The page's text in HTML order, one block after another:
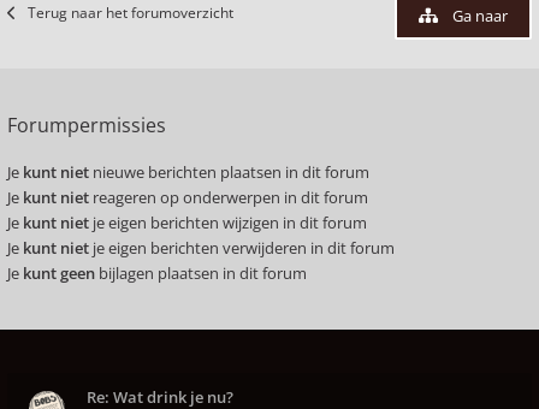
Terug naar het forumoverzicht Ga naar
Forumpermissies
Je kunt niet nieuwe berichten plaatsen in dit forum
Je kunt niet reageren op onderwerpen in dit forum
Je kunt niet je eigen berichten wijzigen in dit forum
Je kunt niet je eigen berichten verwijderen in dit forum
Je kunt geen bijlagen plaatsen in dit forum
Re: Wat drink je nu?